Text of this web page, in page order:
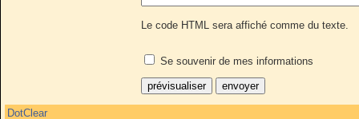
Le code HTML sera affiché comme du texte.
Se souvenir de mes informations
DotClear